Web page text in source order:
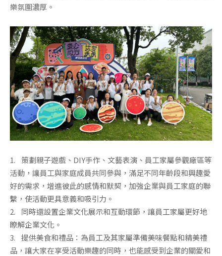
樂氛圍濃厚。
1. 策劃親子遊戲、DIY手作、文藝表演、員工家屬參觀廠區等
活動，讓員工與家庭成員共同參與，滿足不同年齡段和興趣愛
好的需求，增進彼此的感情和默契，加強企業與員工家庭的聯
繫，使活動更具意義和吸引力。
2. 同時還設置企業文化展示和互動環節，讓員工家屬更好地
瞭解企業文化。
3. 提供美食和禮品：為員工及其家屬準備美味餐點和精美禮
品，讓大家在享受活動樂趣的同時，也能感受到企業的關愛和